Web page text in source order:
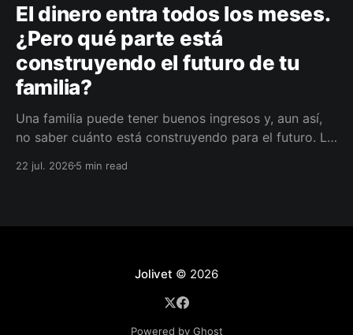
El dinero entra todos los meses.
¿Pero qué parte está
construyendo el futuro de tu
familia?
Una familia puede tener buenos ingresos y, aun así,
no saber cuánto está construyendo para el futuro. La
darle a cada parte del ingreso un propósito, un plazo
22 jul. 20265 min read
Jolivet © 2026
Powered by Ghost